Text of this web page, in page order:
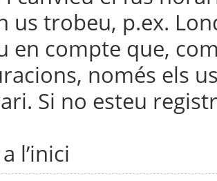
us trobeu, p.ex.
en compte que,
només els
Si no esteu
l’inici